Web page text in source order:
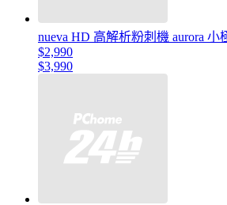
nueva HD 高解析粉刺機 aurora 小
$2,990
$3,990